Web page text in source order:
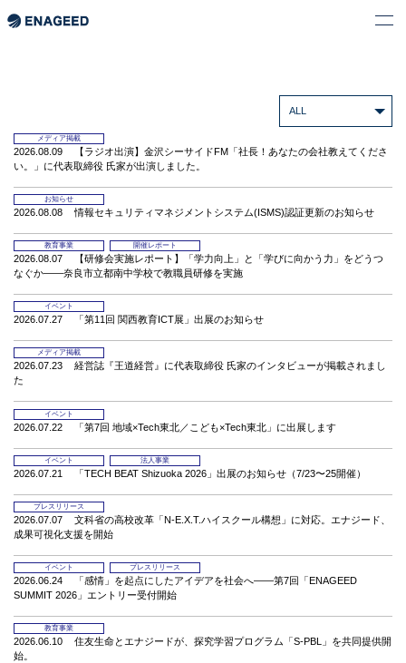
ALL
メディア掲載
2026.08.09
【ラジオ出演】金沢シーサイドFM「社長！あなたの会社教えてくださ
い。」に代表取締役 氏家が出演しました。
お知らせ
2026.08.08 情報セキュリティマネジメントシステム(ISMS)認証更新のお知らせ
教育事業 開催レポート
2026.08.07
【研修会実施レポート】「学力向上」と「学びに向かう力」をどうつ
なぐか――奈良市立都南中学校で教職員研修を実施
イベント
2026.07.27 「第11回 関西教育ICT展」出展のお知らせ
メディア掲載
2026.07.23
経営誌『王道経営』に代表取締役 氏家のインタビューが掲載されまし
た
イベント
2026.07.22 「第7回 地域×Tech東北／こども×Tech東北」に出展します
イベント 法人事業
2026.07.21 「TECH BEAT Shizuoka 2026」出展のお知らせ（7/23〜25開催）
プレスリリース
2026.07.07
文科省の高校改革「N-E.X.T.ハイスクール構想」に対応。エナジード、
成果可視化支援を開始
イベント プレスリリース
2026.06.24
「感情」を起点にしたアイデアを社会へ——第7回「ENAGEED
SUMMIT 2026」エントリー受付開始
教育事業
2026.06.10
住友生命とエナジードが、探究学習プログラム「S-PBL」を共同提供開
始。